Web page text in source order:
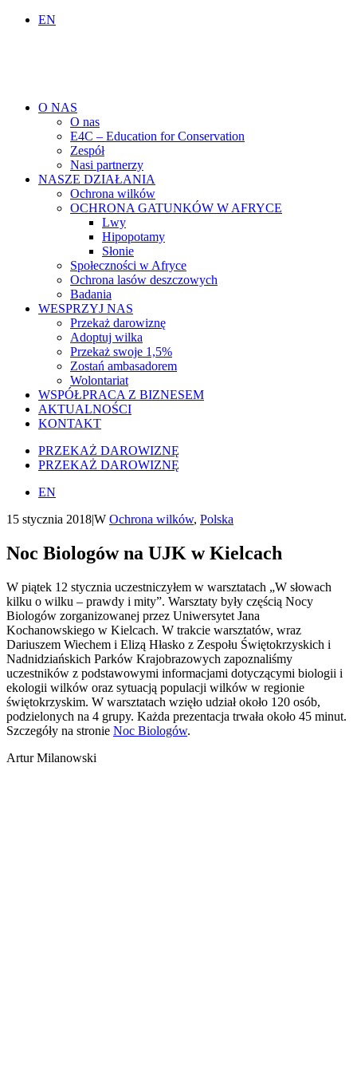
EN
O NAS
O nas
E4C – Education for Conservation
Zespół
Nasi partnerzy
NASZE DZIAŁANIA
Ochrona wilków
OCHRONA GATUNKÓW W AFRYCE
Lwy
Hipopotamy
Słonie
Społeczności w Afryce
Ochrona lasów deszczowych
Badania
WESPRZYJ NAS
Przekaż darowiznę
Adoptuj wilka
Przekaż swoje 1,5%
Zostań ambasadorem
Wolontariat
WSPÓŁPRACA Z BIZNESEM
AKTUALNOŚCI
KONTAKT
PRZEKAŻ DAROWIZNĘ
PRZEKAŻ DAROWIZNĘ
EN
15 stycznia 2018|W Ochrona wilków, Polska
Noc Biologów na UJK w Kielcach
W piątek 12 stycznia uczestniczyłem w warsztatach „W słowach
kilku o wilku – prawdy i mity”. Warsztaty były częścią Nocy
Biologów zorganizowanej przez Uniwersytet Jana
Kochanowskiego w Kielcach. W trakcie warsztatów, wraz
Dariuszem Wiechem i Elizą Hłasko z Zespołu Świętokrzyskich i
Nadnidziańskich Parków Krajobrazowych zapoznaliśmy
uczestników z podstawowymi informacjami dotyczącymi biologii i
ekologii wilków oraz sytuacją populacji wilków w regionie
świętokrzyskim. W warsztatach wzięło udział około 120 osób,
podzielonych na 4 grupy. Każda prezentacja trwała około 45 minut.
Szczegóły na stronie Noc Biologów.
Artur Milanowski